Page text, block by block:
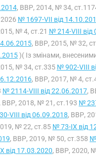
, ВВР, 2014, № 34,
№ 1697-VII від
№ 4, ст.21 № 214-VIII від
, ВВР, 2015, № 32,
)( Із змінами,
№ 34, ст.335 № 902-VIII
, ВВР, 2017, № 4,
№ 2114-VIII від 22.06.2017,
, ВВР, 2018, № 21, ст.193 №
VIII від 06.09.2018, ВВР,
№ 22, ст.85 № 73-IX від
, ВВР, 2019, № 50, ст.358 №
від 17.03.2020, ВВР, 2020,